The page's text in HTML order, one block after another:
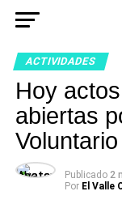
ACTIVIDADES
Hoy
abiertas
Voluntario
Publicado 2
Por El Valle